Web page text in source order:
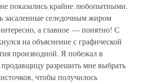
показались крайне любопытными.
засаленные селедочным жиром
а главное — понятно! С
на объяснение с графической
производной. Я побежал в
разрешить мне выбрать
чтобы получилось